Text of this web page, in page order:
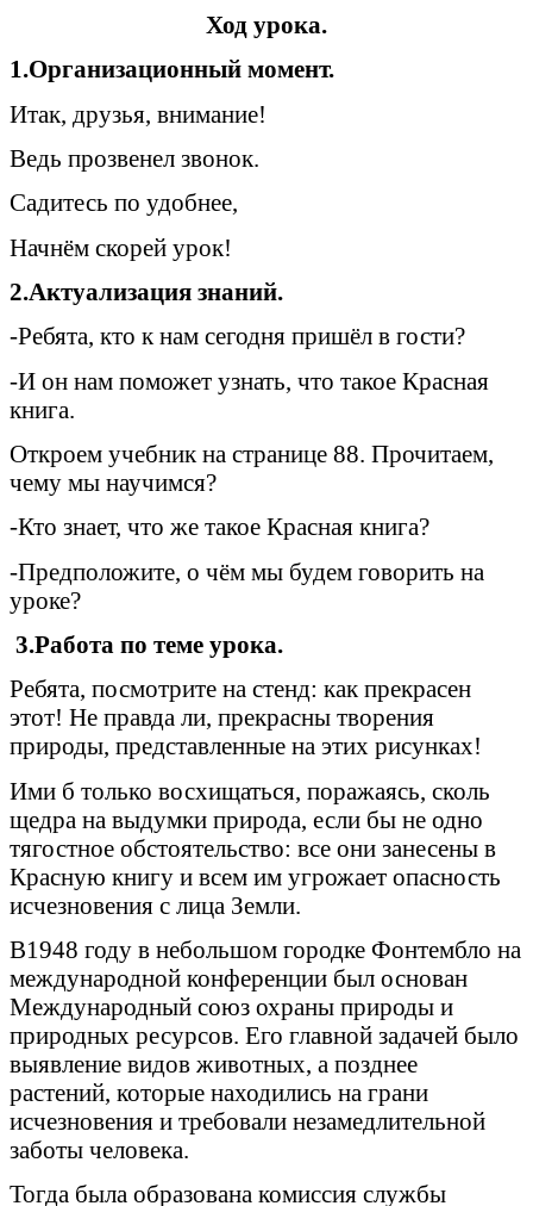
Ход урока.
1.Организационный момент.
Итак, друзья, внимание!
Ведь прозвенел звонок.
Садитесь по удобнее,
Начнём скорей урок!
2.Актуализация знаний.
-Ребята, кто к нам сегодня пришёл в гости?
-И он нам поможет узнать, что такое Красная
книга.
Откроем учебник на странице 88. Прочитаем,
чему мы научимся?
-Кто знает, что же такое Красная книга?
-Предположите, о чём мы будем говорить на
уроке?
3.Работа по теме урока.
Ребята, посмотрите на стенд: как прекрасен
этот! Не правда ли, прекрасны творения
природы, представленные на этих рисунках!
Ими б только восхищаться, поражаясь, сколь
щедра на выдумки природа, если бы не одно
тягостное обстоятельство: все они занесены в
Красную книгу и всем им угрожает опасность
исчезновения с лица Земли.
В1948 году в небольшом городке Фонтембло на
международной конференции был основан
Международный союз охраны природы и
природных ресурсов. Его главной задачей было
выявление видов животных, а позднее
растений, которые находились на грани
исчезновения и требовали незамедлительной
заботы человека.
Тогда была образована комиссия службы